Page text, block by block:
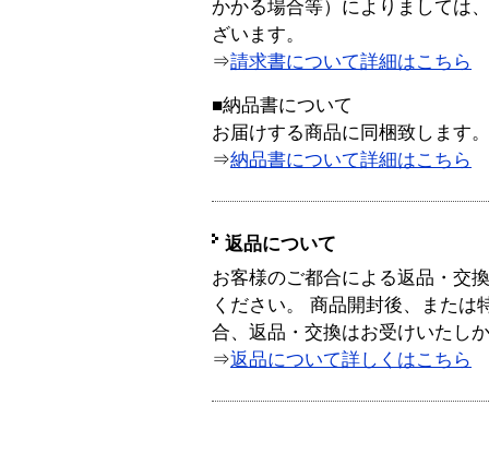
かかる場合等）によりましては
ざいます。
⇒請求書について詳細はこちら
■納品書について
お届けする商品に同梱致します。
⇒納品書について詳細はこちら
返品について
お客様のご都合による返品・交
ください。 商品開封後、または
合、返品・交換はお受けいたし
⇒返品について詳しくはこちら